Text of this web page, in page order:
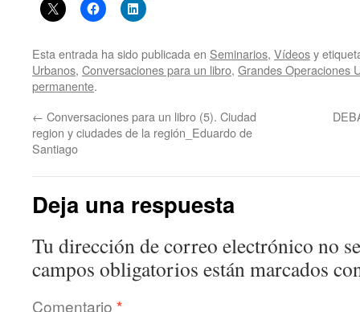
Esta entrada ha sido publicada en Seminarios, Vídeosy
Urbanos, Conversaciones para un libro, Grandes Operaciones
permanente.
← Conversaciones para un libro (5). Ciudad
region y ciudades de la región_Eduardo de
Santiago
Deja una respuesta
Tu dirección de correo electrónico no
campos obligatorios están marcados
Comentario *